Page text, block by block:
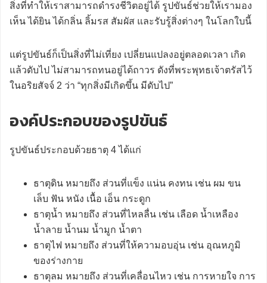
สิ่งที่ทำให้เราสามารถดำรงชีวิตอยู่ได้ รูปขันธ์ช่วยให้เรามอง
เห็น ได้ยิน ได้กลิ่น ลิ้มรส สัมผัส และรับรู้สิ่งต่างๆ ในโลกใบนี้
แต่รูปขันธ์ก็เป็นสิ่งที่ไม่เที่ยง เปลี่ยนแปลงอยู่ตลอดเวลา เกิด
แล้วดับไป ไม่สามารถทนอยู่ได้ถาวร ดังที่พระพุทธเจ้าตรัสไว้
ในอริยสัจจ์ 2 ว่า “ทุกสิ่งมีเกิดขึ้น มีดับไป”
องค์ประกอบของรูปขันธ์
รูปขันธ์ประกอบด้วยธาตุ 4 ได้แก่
ธาตุดิน หมายถึง ส่วนที่แข็ง แน่น คงทน เช่น ผม ขน
เล็บ ฟัน หนัง เนื้อ เอ็น กระดูก
ธาตุน้ำ หมายถึง ส่วนที่ไหลลื่น เช่น เลือด น้ำเหลือง
น้ำลาย น้ำนม น้ำมูก น้ำตา
ธาตุไฟ หมายถึง ส่วนที่ให้ความอบอุ่น เช่น อุณหภูมิ
ของร่างกาย
ธาตุลม หมายถึง ส่วนที่เคลื่อนไหว เช่น การหายใจ การ